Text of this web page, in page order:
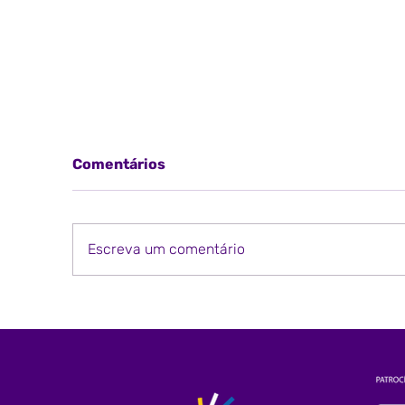
ESPETÁCULO “RECRIAR”
Comentários
Escreva um comentário